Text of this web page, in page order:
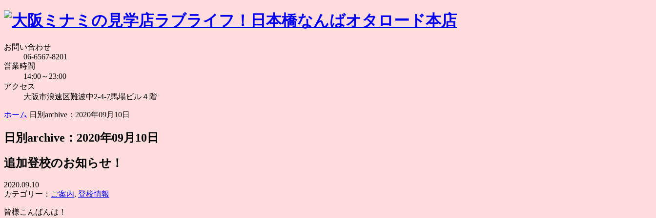
お問い合わせ
06-6567-8201
営業時間
14:00～23:00
アクセス
大阪市浪速区難波中2-4-7馬場ビル４階
ホーム 日別archive：2020年09月10日
日別archive：2020年09月10日
追加登校のお知らせ！
2020.09.10
カテゴリー： ご案内, 登校情報
皆様こんばんは！